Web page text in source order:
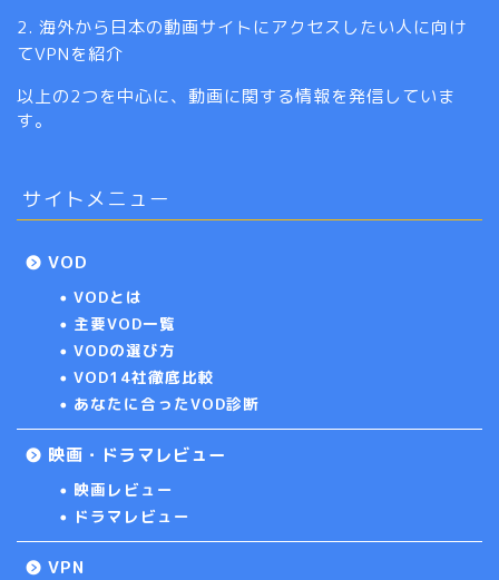
2. 海外から日本の動画サイトにアクセスしたい人に向け
てVPNを紹介
以上の2つを中心に、動画に関する情報を発信していま
す。
サイトメニュー
VOD
VODとは
主要VOD一覧
VODの選び方
VOD14社徹底比較
あなたに合ったVOD診断
映画・ドラマレビュー
映画レビュー
ドラマレビュー
VPN